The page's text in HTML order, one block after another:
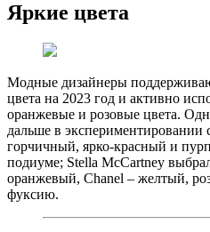
Яркие цвета
Модные дизайнеры
цвета на 2023 год и активно
оранжевые и розовые цвета.
дальше в экспериментировании
горчичный, ярко-красный и
подиуме; Stella McCartney
оранжевый, Chanel – желтый,
фуксию.